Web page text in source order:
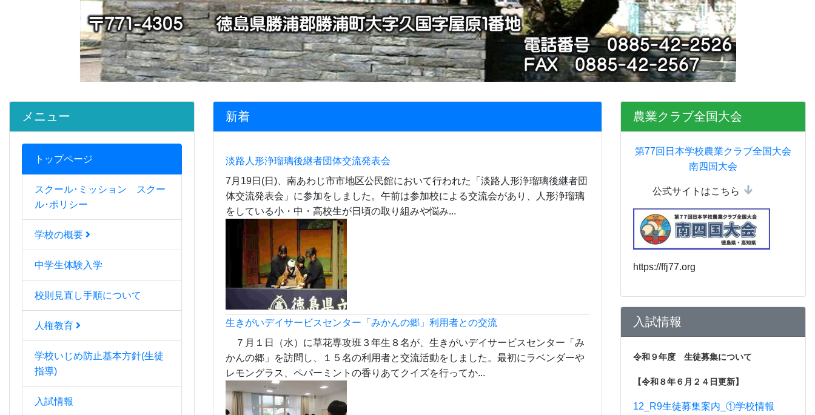
メニュー
トップページ
スクール･ミッション スクー
ル･ポリシー
学校の概要
中学生体験入学
校則見直し手順について
人権教育
学校いじめ防止基本方針(生徒
指導)
入試情報
新着
淡路人形浄瑠璃後継者団体交流発表会
7月19日(日)、南あわじ市市地区公民館において行われた「淡路人形浄瑠璃後継者団
体交流発表会」に参加をしました。午前は参加校による交流会があり、人形浄瑠璃
をしている小・中・高校生が日頃の取り組みや悩み...
生きがいデイサービスセンター「みかんの郷」利用者との交流
７月１日（水）に草花専攻班３年生８名が、生きがいデイサービスセンター「み
かんの郷」を訪問し、１５名の利用者と交流活動をしました。最初にラベンダーや
レモングラス、ペパーミントの香りあてクイズを行ってか...
農業クラブ全国大会
第77回日本学校農業クラブ全国大会
南四国大会
公式サイトはこちら
https://ffj77.org
入試情報
令和９年度 生徒募集について
【令和８年６月２４日更新】
12_R9生徒募集案内_①学校情報